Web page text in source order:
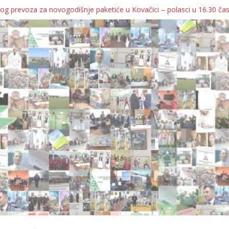
prevoza za novogodišnje paketiće u Kovačici – polasci u 16.30
KOLICA ZA 76 BEBA SA TERITORIJE OPŠTINE KOVAČICA
oborila rekord zatvorenih firmi!
telo
pa kukaju o „egzilu“